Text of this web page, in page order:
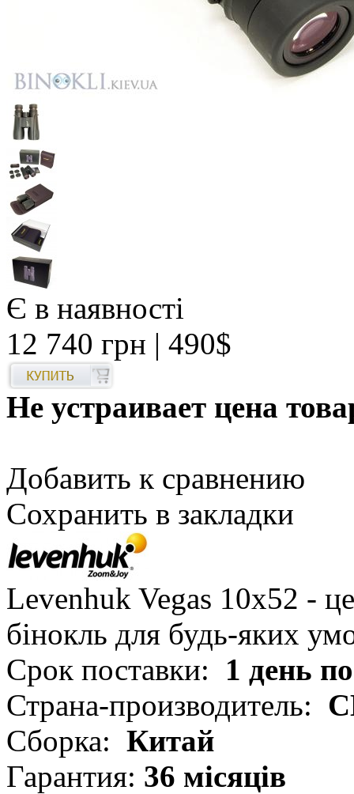
Є в наявності
12 740 грн | 490$
Не устраивает цена
Добавить к сравнению
Сохранить в закладки
Levenhuk Vegas 10x52 -
бінокль для будь-яких
Срок поставки: 1 день
Страна-производитель:
Сборка: Китай
Гарантия: 36 місяців